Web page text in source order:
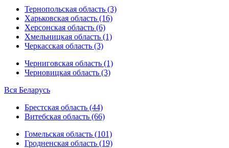
Тернопольская область (3)
Харьковская область (16)
Херсонская область (6)
Хмельницкая область (1)
Черкасская область (3)
Черниговская область (1)
Черновицкая область (3)
Вся Беларусь
Брестская область (44)
Витебская область (66)
Гомельская область (101)
Гродненская область (19)